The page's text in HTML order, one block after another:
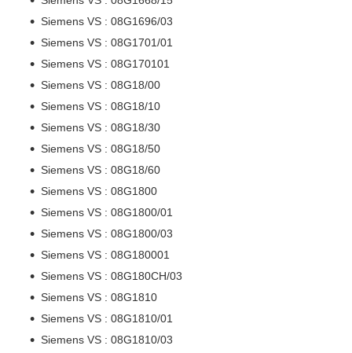
Siemens VS : 08G1696/03
Siemens VS : 08G1701/01
Siemens VS : 08G170101
Siemens VS : 08G18/00
Siemens VS : 08G18/10
Siemens VS : 08G18/30
Siemens VS : 08G18/50
Siemens VS : 08G18/60
Siemens VS : 08G1800
Siemens VS : 08G1800/01
Siemens VS : 08G1800/03
Siemens VS : 08G180001
Siemens VS : 08G180CH/03
Siemens VS : 08G1810
Siemens VS : 08G1810/01
Siemens VS : 08G1810/03